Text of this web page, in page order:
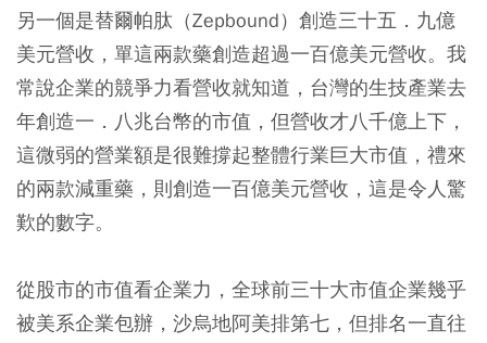
另一個是替爾帕肽（Zepbound）創造三十五．九億
美元營收，單這兩款藥創造超過一百億美元營收。我
常說企業的競爭力看營收就知道，台灣的生技產業去
年創造一．八兆台幣的市值，但營收才八千億上下，
這微弱的營業額是很難撐起整體行業巨大市值，禮來
的兩款減重藥，則創造一百億美元營收，這是令人驚
歎的數字。
從股市的市值看企業力，全球前三十大市值企業幾乎
被美系企業包辦，沙烏地阿美排第七，但排名一直往